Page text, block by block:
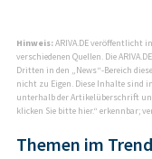
Hinweis:ARIVA.DE veröffentlicht
verschiedenen Quellen. Die
Dritten in den „News“-Bereich
nicht zu Eigen. Diese Inhalte sind
unterhalb der Artikelüberschrift
klicken Sie bitte hier.“ erkennbar;
Themen im Trend